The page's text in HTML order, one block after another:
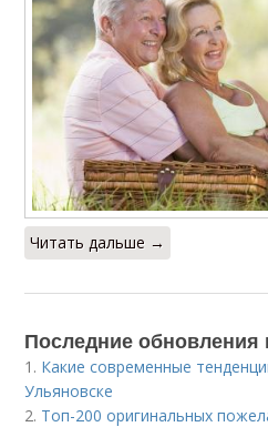
Читать дальше →
Последние обновления
1. Какие современные
Ульяновске
2. Топ-200 оригинальных